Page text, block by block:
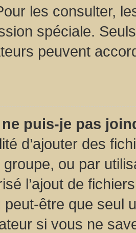
les consulter,
spéciale.
peuvent
puis-je pas
d’ajouter des
ou par
l’ajout de
peut-être que seul
si vous ne